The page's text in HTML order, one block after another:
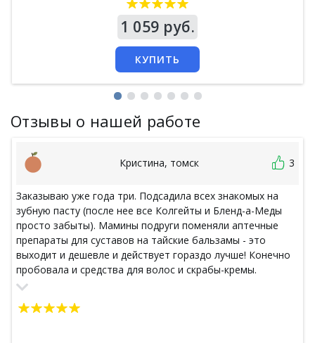
1 059 руб.
КУПИТЬ
Отзывы о нашей работе
Кристина, томск 3
Заказываю уже года три. Подсадила всех знакомых на
зубную пасту (после нее все Колгейты и Бленд-а-Меды
просто забыты). Мамины подруги поменяли аптечные
препараты для суставов на тайские бальзамы - это
выходит и дешевле и действует гораздо лучше! Конечно
пробовала и средства для волос и скрабы-кремы.
Спасибо огромное, любимый сайт! Нет ничего, что не
получайте удовольствие и заказывайте еще! Р.S. Как я